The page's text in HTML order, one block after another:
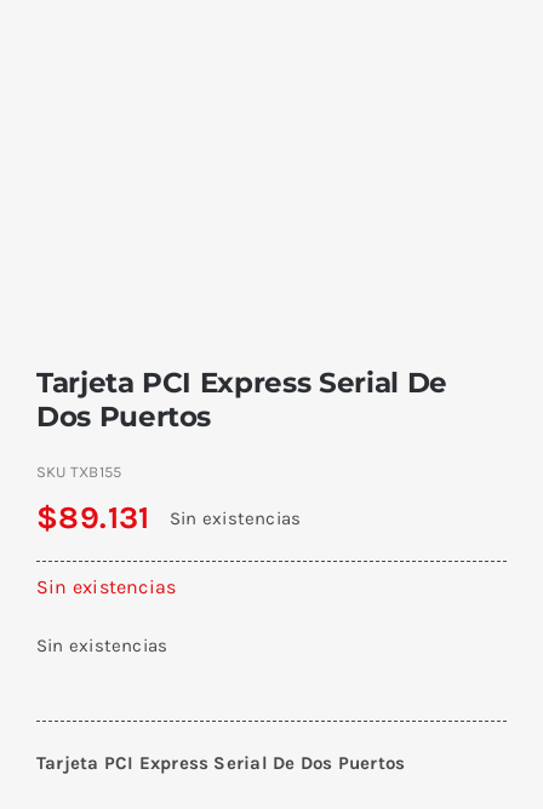
Tarjeta PCI Express Serial De
Dos Puertos
SKU TXB155
$89.131 Sin existencias
Sin existencias
Sin existencias
Tarjeta PCI Express Serial De Dos Puertos